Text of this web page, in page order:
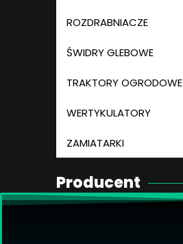
ROZDRABNIACZE
ŚWIDRY GLEBOWE
TRAKTORY OGRODOWE
WERTYKULATORY
ZAMIATARKI
Producent